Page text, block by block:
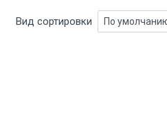
Вид сортировки